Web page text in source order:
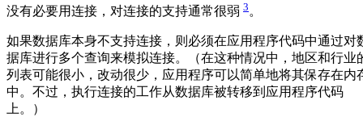
没有必要用连接，对连接的支持通常很弱 3。
如果数据库本身不支持连接，则必须在应用程序代码中通过对
据库进行多个查询来模拟连接。（在这种情况中，地区和行业
列表可能很小，改动很少，应用程序可以简单地将其保存在内
中。不过，执行连接的工作从数据库被转移到应用程序代码
上。）